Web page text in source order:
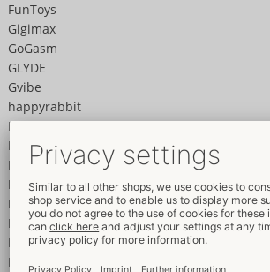
FunToys
Gigimax
GoGasm
GLYDE
Gvibe
happyrabbit
Hoodlum
HOOKUP PANTIES
Hot
Hotcore
Hot Octopuss
Hot Shiatsu
Icicles
IGOX